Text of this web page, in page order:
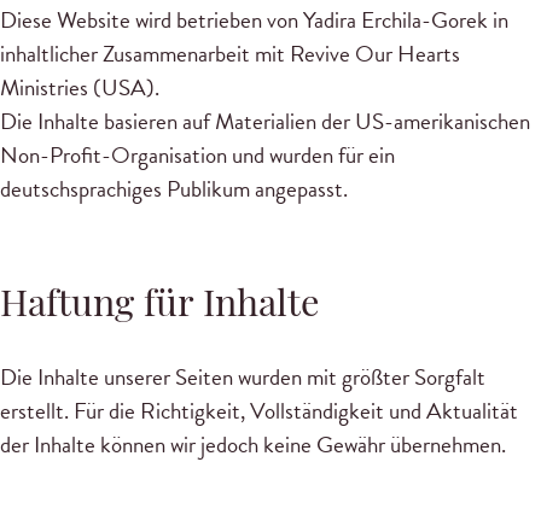
Diese Website wird betrieben von Yadira Erchila-Gorek in
inhaltlicher Zusammenarbeit mit Revive Our Hearts
Ministries (USA).
Die Inhalte basieren auf Materialien der US-amerikanischen
Non-Profit-Organisation und wurden für ein
deutschsprachiges Publikum angepasst.
Haftung für Inhalte
Die Inhalte unserer Seiten wurden mit größter Sorgfalt
erstellt. Für die Richtigkeit, Vollständigkeit und Aktualität
der Inhalte können wir jedoch keine Gewähr übernehmen.